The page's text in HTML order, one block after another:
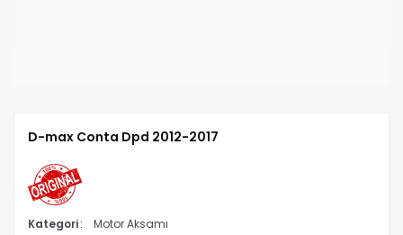
D-max Conta Dpd 2012-2017
Kategori
Motor Aksamı